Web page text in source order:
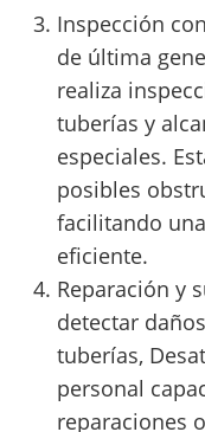
Inspección
de última
realiza
tuberías y
especiales.
posibles
facilitando
eficiente.
Reparación y
detectar
tuberías,
personal
reparaciones